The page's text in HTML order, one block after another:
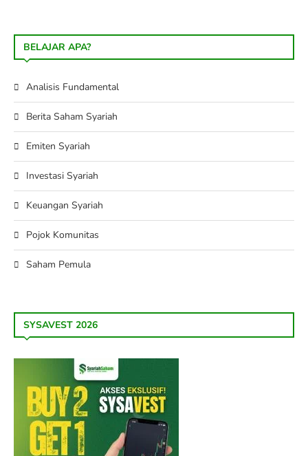
BELAJAR APA?
Analisis Fundamental
Berita Saham Syariah
Emiten Syariah
Investasi Syariah
Keuangan Syariah
Pojok Komunitas
Saham Pemula
SYSAVEST 2026